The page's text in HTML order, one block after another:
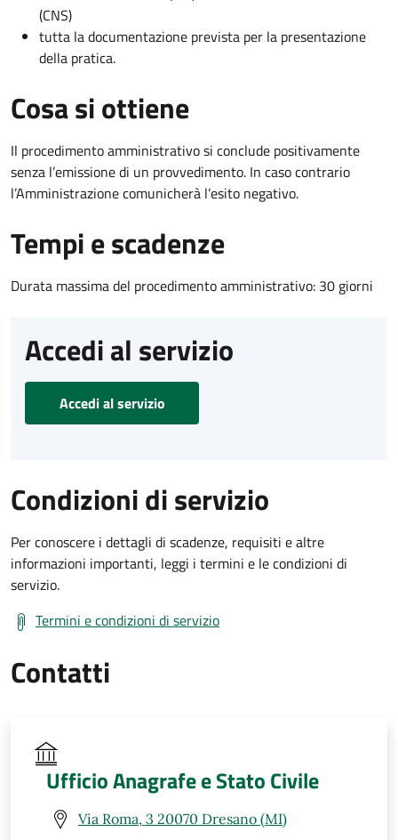
(CNS)
tutta la documentazione prevista per la presentazione
della pratica.
Cosa si ottiene
Il procedimento amministrativo si conclude positivamente
senza l’emissione di un provvedimento. In caso contrario
l’Amministrazione comunicherà l’esito negativo.
Tempi e scadenze
Durata massima del procedimento amministrativo: 30 giorni
Accedi al servizio
Accedi al servizio
Condizioni di servizio
Per conoscere i dettagli di scadenze, requisiti e altre
informazioni importanti, leggi i termini e le condizioni di
servizio.
Termini e condizioni di servizio
Contatti
Ufficio Anagrafe e Stato Civile
Via Roma, 3 20070 Dresano (MI)